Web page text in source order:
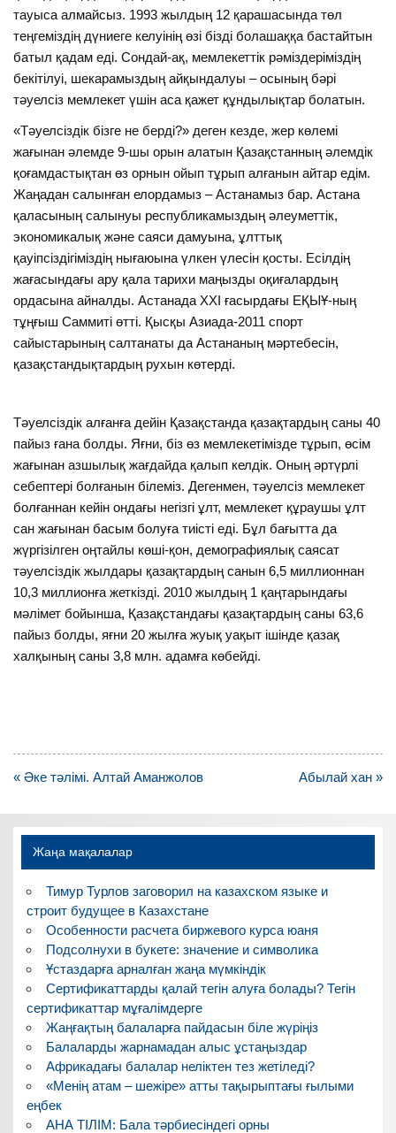
тауыса алмайсыз. 1993 жылдың 12 қарашасында төл
теңгеміздің дүниеге келуінің өзі бізді болашаққа бастайтын
батыл қадам еді. Сондай-ақ, мемлекеттік рәміздеріміздің
бекітілуі, шекарамыздың айқындалуы – осының бәрі
тәуелсіз мемлекет үшін аса қажет құндылықтар болатын.
«Тәуелсіздік бізге не берді?» деген кезде, жер көлемі
жағынан әлемде 9-шы орын алатын Қазақстанның әлемдік
қоғамдастықтан өз орнын ойып тұрып алғанын айтар едім.
Жаңадан салынған елордамыз – Астанамыз бар. Астана
қаласының салынуы республикамыздың әлеуметтік,
экономикалық және саяси дамуына, ұлттық
қауіпсіздігіміздің нығаюына үлкен үлесін қосты. Есілдің
жағасындағы ару қала тарихи маңызды оқиғалардың
ордасына айналды. Астанада ХХІ ғасырдағы ЕҚЫҰ-ның
тұңғыш Саммиті өтті. Қысқы Азиада-2011 спорт
сайыстарының салтанаты да Астананың мәртебесін,
қазақстандықтардың рухын көтерді.
Тәуелсіздік алғанға дейін Қазақстанда қазақтардың саны 40
пайыз ғана болды. Яғни, біз өз мемлекетімізде тұрып, өсім
жағынан азшылық жағдайда қалып келдік. Оның әртүрлі
себептері болғанын білеміз. Дегенмен, тәуелсіз мемлекет
болғаннан кейін ондағы негізгі ұлт, мемлекет құраушы ұлт
сан жағынан басым болуға тиісті еді. Бұл бағытта да
жүргізілген оңтайлы көші-қон, демографиялық саясат
тәуелсіздік жылдары қазақтардың санын 6,5 миллионнан
10,3 миллионға жеткізді. 2010 жылдың 1 қаңтарындағы
мәлімет бойынша, Қазақстандағы қазақтардың саны 63,6
пайыз болды, яғни 20 жылға жуық уақыт ішінде қазақ
халқының саны 3,8 млн. адамға көбейді.
Навигация
записям
« Әке тәлімі. Алтай Аманжолов Абылай хан »
Жаңа мақалалар
Тимур Турлов заговорил на казахском языке и
строит будущее в Казахстане
Особенности расчета биржевого курса юаня
Подсолнухи в букете: значение и символика
Ұстаздарға арналған жаңа мүмкіндік
Сертификаттарды қалай тегін алуға болады? Тегін
сертификаттар мұғалімдерге
Жаңғақтың балаларға пайдасын біле жүріңіз
Балаларды жарнамадан алыс ұстаңыздар
Африкадағы балалар неліктен тез жетіледі?
«Менің атам – шежіре» атты тақырыптағы ғылыми
еңбек
АНА ТІЛІМ: Бала тәрбиесіндегі орны